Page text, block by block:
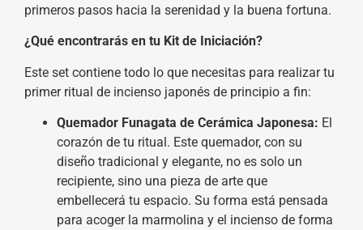
primeros pasos hacia la serenidad y la buena fortuna.
¿Qué encontrarás en tu Kit de Iniciación?
Este set contiene todo lo que necesitas para realizar tu
primer ritual de incienso japonés de principio a fin:
Quemador Funagata de Cerámica Japonesa: El
corazón de tu ritual. Este quemador, con su
diseño tradicional y elegante, no es solo un
recipiente, sino una pieza de arte que
embellecerá tu espacio. Su forma está pensada
para acoger la marmolina y el incienso de forma